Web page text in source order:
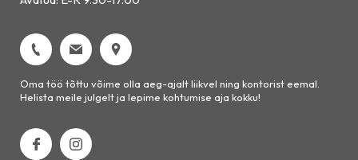
Oma töö tõttu võime olla aeg-ajalt liikvel ning kontorist eemal.
Helista meile julgelt ja lepime kohtumise aja kokku!